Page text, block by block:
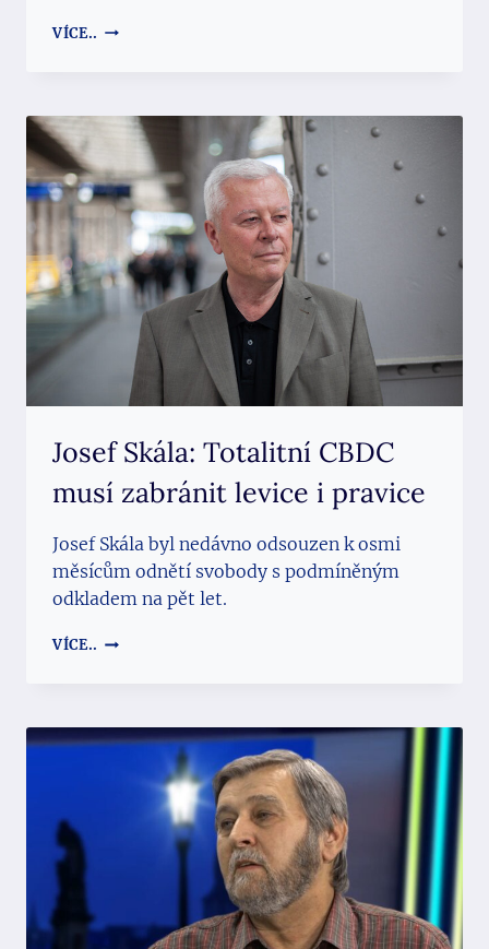
VÍCE.. SVOBODA
SVOBODY
Josef Skála: Totalitní CBDC
musí zabránit levice i pravice
Josef Skála byl nedávno odsouzen k osmi
měsícům odnětí svobody s podmíněným
odkladem na pět let.
VÍCE.. JOSEF
MUSÍ
ZABRÁNIT
PRAVICE